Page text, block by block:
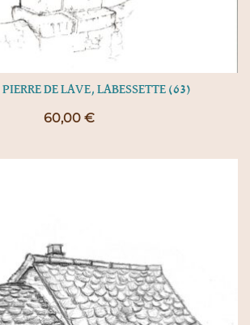
DE LAVE, LABESSETTE (63)
60,00 €